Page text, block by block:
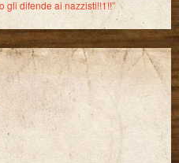
gli difende ai nazzisti!!1!!”